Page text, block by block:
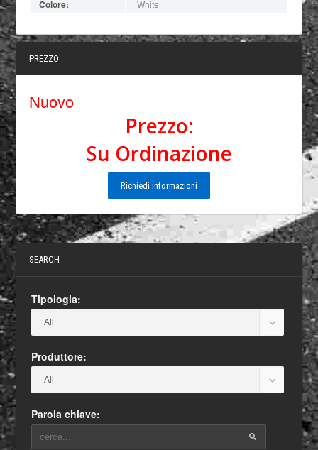
Colore: White
PREZZO
Nuovo
Prezzo:
Su Ordinazione
Richiedi informazioni
SEARCH
Tipologia:
Produttore:
Parola chiave: